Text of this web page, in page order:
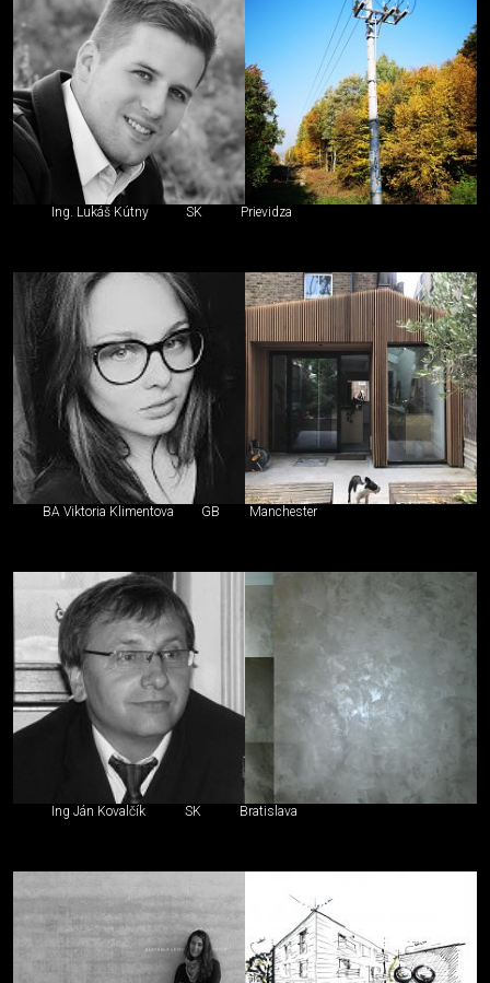
Ing. Lukáš Kútny SK Prievidza
BA Viktoria Klimentova GB Manchester
Ing Ján Kovalčík SK Bratislava